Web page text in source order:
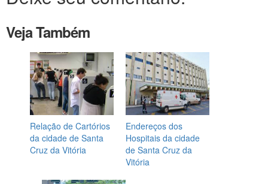
Veja Também
Relação de Cartórios
da cidade de Santa
Cruz da Vitória
Endereços dos
Hospitais da cidade
de Santa Cruz da
Vitória